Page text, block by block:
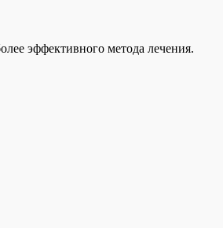
эффективного метода лечения.